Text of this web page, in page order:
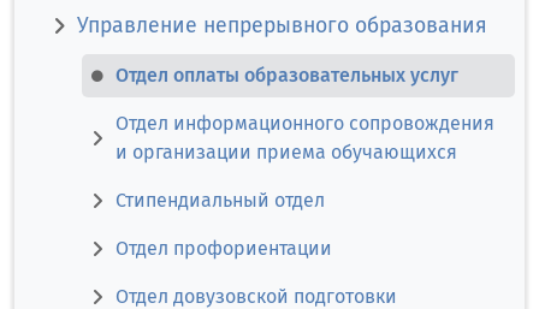
Управление непрерывного образования
Отдел оплаты образовательных услуг
Отдел информационного сопровождения
и организации приема обучающихся
Стипендиальный отдел
Отдел профориентации
Отдел довузовской подготовки